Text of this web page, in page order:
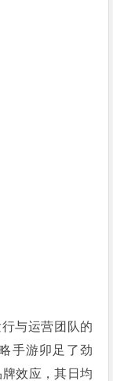
与运营团队的
手游卯足了劲
牌效应，其日均